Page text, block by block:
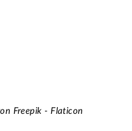
Freepik - Flaticon